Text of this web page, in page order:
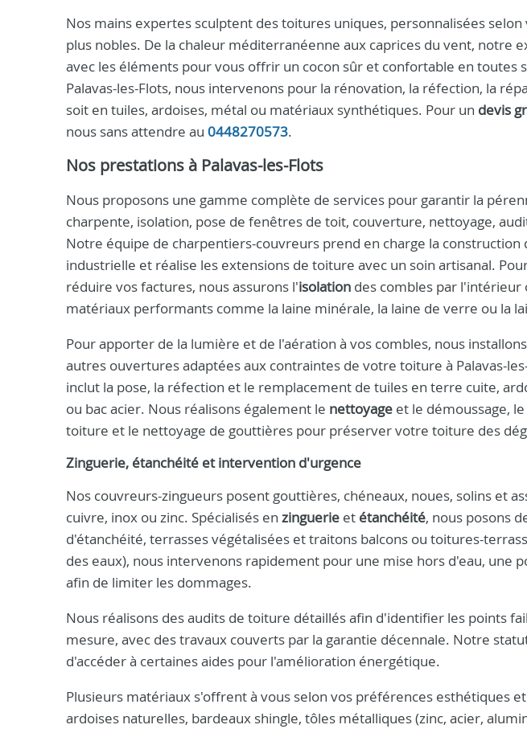
Nos mains expertes sculptent des toitures uniques, personnalisées
plus nobles. De la chaleur méditerranéenne aux caprices du vent, notre
avec les éléments pour vous offrir un cocon sûr et confortable en toutes
Palavas-les-Flots, nous intervenons pour la rénovation, la réfection, la
soit en tuiles, ardoises, métal ou matériaux synthétiques. Pour un devis
nous sans attendre au 0448270573.
Nos prestations à Palavas-les-Flots
Nous proposons une gamme complète de services pour garantir la
charpente, isolation, pose de fenêtres de toit, couverture, nettoyage,
Notre équipe de charpentiers-couvreurs prend en charge la construction
industrielle et réalise les extensions de toiture avec un soin artisanal.
réduire vos factures, nous assurons l'isolation des combles par l'intérieur
matériaux performants comme la laine minérale, la laine de verre ou la
Pour apporter de la lumière et de l'aération à vos combles, nous
autres ouvertures adaptées aux contraintes de votre toiture à Palavas-
inclut la pose, la réfection et le remplacement de tuiles en terre cuite,
ou bac acier. Nous réalisons également le nettoyage et le démoussage,
toiture et le nettoyage de gouttières pour préserver votre toiture des
Zinguerie, étanchéité et intervention d'urgence
Nos couvreurs-zingueurs posent gouttières, chéneaux, noues, solins et
cuivre, inox ou zinc. Spécialisés en zinguerie et étanchéité, nous posons
d'étanchéité, terrasses végétalisées et traitons balcons ou toitures-
des eaux), nous intervenons rapidement pour une mise hors d'eau, une
afin de limiter les dommages.
Nous réalisons des audits de toiture détaillés afin d'identifier les points
mesure, avec des travaux couverts par la garantie décennale. Notre
d'accéder à certaines aides pour l'amélioration énergétique.
Plusieurs matériaux s'offrent à vous selon vos préférences esthétiques
ardoises naturelles, bardeaux shingle, tôles métalliques (zinc, acier,